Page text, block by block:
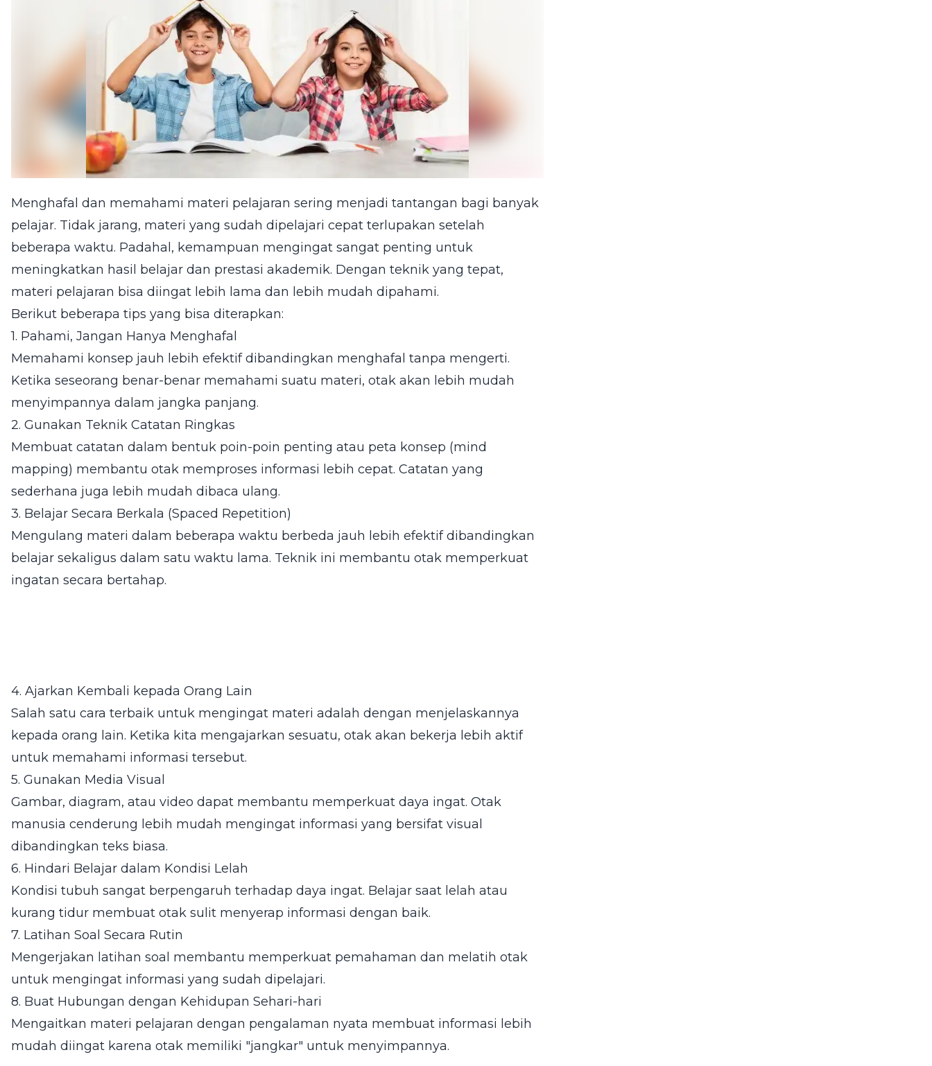
Menghafal dan memahami materi pelajaran sering menjadi tantangan bagi banyak
pelajar. Tidak jarang, materi yang sudah dipelajari cepat terlupakan setelah
beberapa waktu. Padahal, kemampuan mengingat sangat penting untuk
meningkatkan hasil belajar dan prestasi akademik. Dengan teknik yang tepat,
materi pelajaran bisa diingat lebih lama dan lebih mudah dipahami.
Berikut beberapa tips yang bisa diterapkan:
1. Pahami, Jangan Hanya Menghafal
Memahami konsep jauh lebih efektif dibandingkan menghafal tanpa mengerti.
Ketika seseorang benar-benar memahami suatu materi, otak akan lebih mudah
menyimpannya dalam jangka panjang.
2. Gunakan Teknik Catatan Ringkas
Membuat catatan dalam bentuk poin-poin penting atau peta konsep (mind
mapping) membantu otak memproses informasi lebih cepat. Catatan yang
sederhana juga lebih mudah dibaca ulang.
3. Belajar Secara Berkala (Spaced Repetition)
Mengulang materi dalam beberapa waktu berbeda jauh lebih efektif dibandingkan
belajar sekaligus dalam satu waktu lama. Teknik ini membantu otak memperkuat
ingatan secara bertahap.
4. Ajarkan Kembali kepada Orang Lain
Salah satu cara terbaik untuk mengingat materi adalah dengan menjelaskannya
kepada orang lain. Ketika kita mengajarkan sesuatu, otak akan bekerja lebih aktif
untuk memahami informasi tersebut.
5. Gunakan Media Visual
Gambar, diagram, atau video dapat membantu memperkuat daya ingat. Otak
manusia cenderung lebih mudah mengingat informasi yang bersifat visual
dibandingkan teks biasa.
6. Hindari Belajar dalam Kondisi Lelah
Kondisi tubuh sangat berpengaruh terhadap daya ingat. Belajar saat lelah atau
kurang tidur membuat otak sulit menyerap informasi dengan baik.
7. Latihan Soal Secara Rutin
Mengerjakan latihan soal membantu memperkuat pemahaman dan melatih otak
untuk mengingat informasi yang sudah dipelajari.
8. Buat Hubungan dengan Kehidupan Sehari-hari
Mengaitkan materi pelajaran dengan pengalaman nyata membuat informasi lebih
mudah diingat karena otak memiliki "jangkar" untuk menyimpannya.